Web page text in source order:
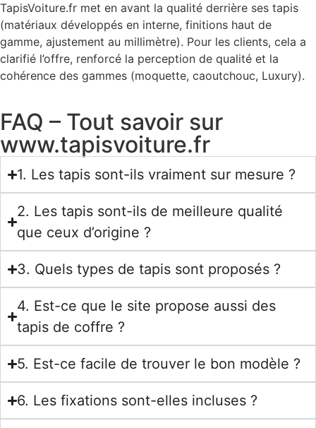
TapisVoiture.fr met en avant la qualité derrière ses tapis
(matériaux développés en interne, finitions haut de
gamme, ajustement au millimètre). Pour les clients, cela a
clarifié l’offre, renforcé la perception de qualité et la
cohérence des gammes (moquette, caoutchouc, Luxury).
FAQ – Tout savoir sur
www.tapisvoiture.fr
1. Les tapis sont-ils vraiment sur mesure ?
2. Les tapis sont-ils de meilleure qualité
que ceux d’origine ?
3. Quels types de tapis sont proposés ?
4. Est-ce que le site propose aussi des
tapis de coffre ?
5. Est-ce facile de trouver le bon modèle ?
6. Les fixations sont-elles incluses ?